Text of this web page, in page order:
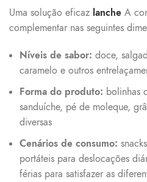
Uma solução eficaz lanche A
complementar nas seguintes
Níveis de sabor: doce,
caramelo e outros
Forma do produto: bolinhas
sanduíche, pé de moleque,
diversas
Cenários de consumo:
portáteis para deslocações
férias para satisfazer as